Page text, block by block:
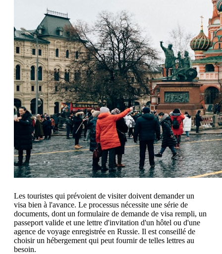
Les touristes qui prévoient de visiter doivent demander un
visa bien à l'avance. Le processus nécessite une série de
documents, dont un formulaire de demande de visa rempli, un
passeport valide et une lettre d'invitation d'un hôtel ou d'une
agence de voyage enregistrée en Russie. Il est conseillé de
choisir un hébergement qui peut fournir de telles lettres au
besoin.